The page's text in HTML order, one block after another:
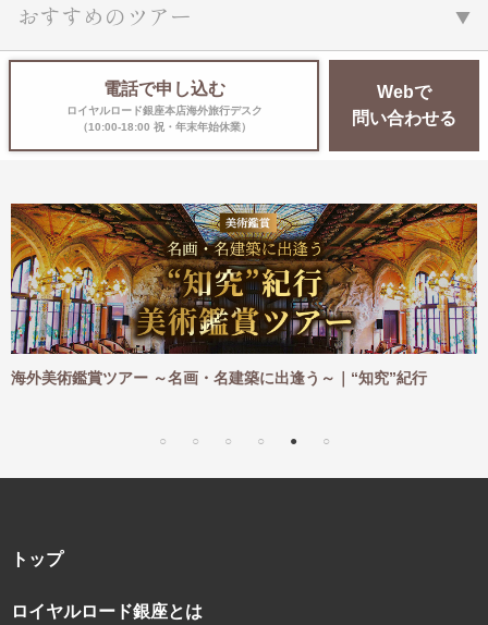
おすすめのツアー
電話で申し込む
ロイヤルロード銀座本店海外旅行デスク
（10:00-18:00 祝・年末年始休業）
Webで
問い合わせる
ツアー ～名画・名建築に出逢う～｜“知究”紀行
海外ハイキ
トップ
ロイヤルロード銀座とは